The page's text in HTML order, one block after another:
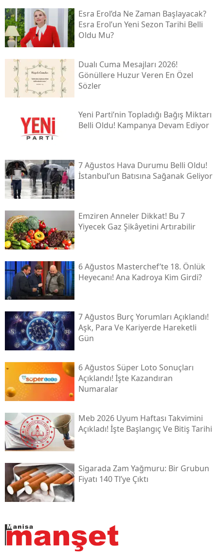
Esra Erol’da Ne Zaman Başlayacak?
Esra Erol’un Yeni Sezon Tarihi Belli
Oldu Mu?
Dualı Cuma Mesajları 2026!
Gönüllere Huzur Veren En Özel
Sözler
Yeni̇ Parti’nin Topladığı Bağış Miktarı
Belli Oldu! Kampanya Devam Ediyor
7 Ağustos Hava Durumu Belli Oldu!
İstanbul’un Batısına Sağanak Geliyor
Emziren Anneler Dikkat! Bu 7
Yiyecek Gaz Şikâyetini Artırabilir
6 Ağustos Masterchef’te 18. Önlük
Heyecanı! Ana Kadroya Kim Girdi?
7 Ağustos Burç Yorumları Açıklandı!
Aşk, Para Ve Kariyerde Hareketli
Gün
6 Ağustos Süper Loto Sonuçları
Açıklandı! İşte Kazandıran
Numaralar
Meb 2026 Uyum Haftası Takvimini
Açıkladı! İşte Başlangıç Ve Bitiş Tarihi
Sigarada Zam Yağmuru: Bir Grubun
Fiyatı 140 Tl’ye Çıktı